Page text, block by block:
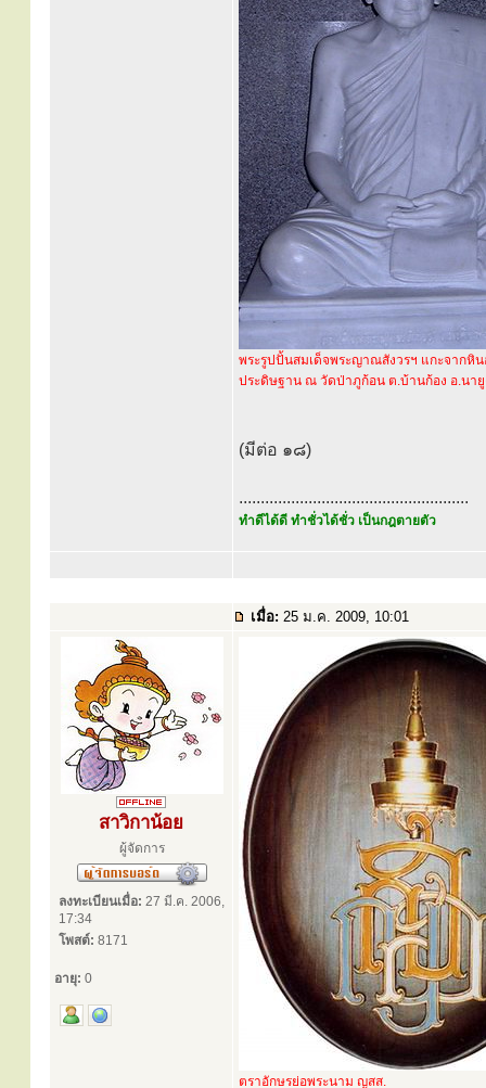
พระรูปปั้นสมเด็จพระญาณสังวรฯ แกะจากหิ
ประดิษฐาน ณ วัดป่าภูก้อน ต.บ้านก้อง อ.นายู
(มีต่อ ๑๘)
.....................................................
ทำดีได้ดี ทำชั่วได้ชั่ว เป็นกฎตายตัว
เมื่อ: 25 ม.ค. 2009, 10:01
สาวิกาน้อย
ผู้จัดการ
ลงทะเบียนเมื่อ: 27 มี.ค. 2006,
17:34
โพสต์: 8171
อายุ: 0
ตราอักษรย่อพระนาม ญสส.